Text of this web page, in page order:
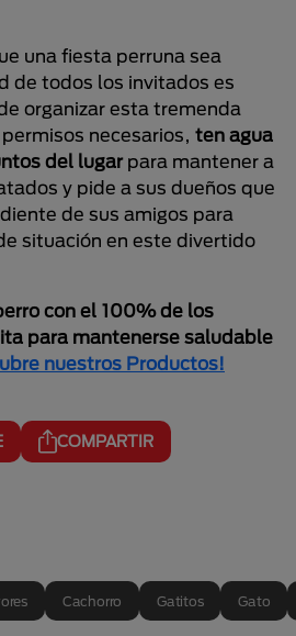
una fiesta perruna sea
de todos los invitados es
organizar esta tremenda
necesarios, ten agua
del lugar para mantener a
y pide a sus dueños que
de sus amigos para
situación en este divertido
con el 100% de los
para mantenerse saludable
nuestros Productos!
COMPARTIR
Cachorro Gatitos Gato